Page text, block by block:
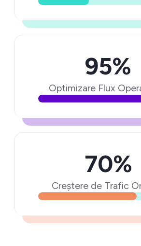
95%
Optimizare Flux
70%
Creștere de Trafic